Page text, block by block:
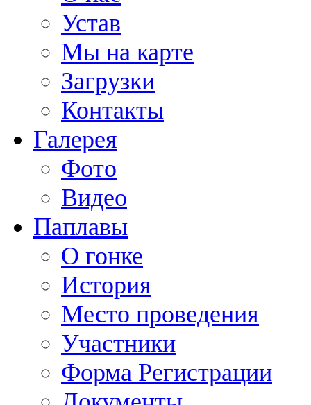
Устав
Мы на карте
Загрузки
Контакты
Галерея
Фото
Видео
Паплавы
О гонке
История
Место проведения
Участники
Форма Регистрации